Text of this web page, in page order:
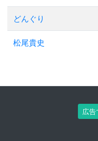
どんぐり
松尾貴史
広告